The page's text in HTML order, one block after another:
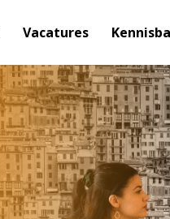
Vacatures